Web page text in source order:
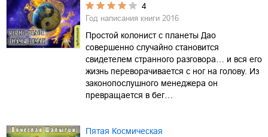
4
Год написания книги 2016
Простой колонист с планеты Дао
совершенно случайно становится
свидетелем странного разговора… и вся его
жизнь переворачивается с ног на голову. Из
законопослушного менеджера он
превращается в бег…
Пятая Космическая